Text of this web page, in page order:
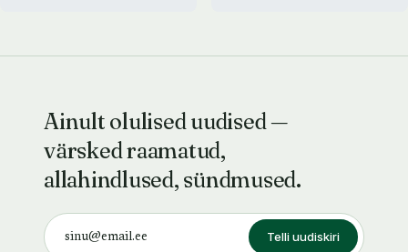
Ainult olulised uudised —
värsked raamatud,
allahindlused, sündmused.
Telli uudiskiri